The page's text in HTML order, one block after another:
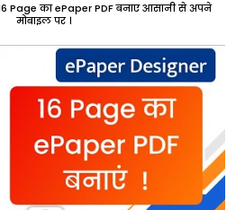
Page का ePaper PDF बनाए आसानी से अपने
मोबाइल पर ।